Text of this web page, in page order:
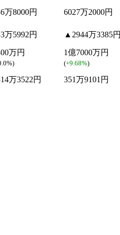
万8000円 6027万2000円
万5992円 ▲2944万3385円
万円
)
1億7000万円
(+9.68%)
万3522円 351万9101円